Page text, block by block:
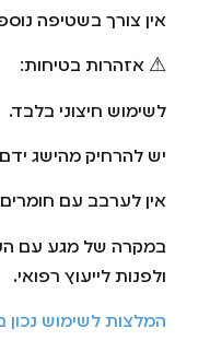
אין צורך בשטיפה
⚠ אזהרות בטיחות:
לשימוש חיצוני בלבד.
יש להרחיק מהישג
אין לערבב עם
במקרה של מגע עם
ולפנות לייעוץ רפואי.
המלצות לשימוש נכון